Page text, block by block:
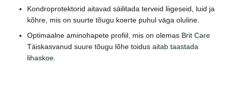
Kondroprotektorid aitavad säilitada terveid liigeseid, luid ja
kõhre, mis on suurte tõugu koerte puhul väga oluline.
Optimaalne aminohapete profiil, mis on olemas Brit Care
Täiskasvanud suure tõugu lõhe toidus aitab taastada
lihaskoe.